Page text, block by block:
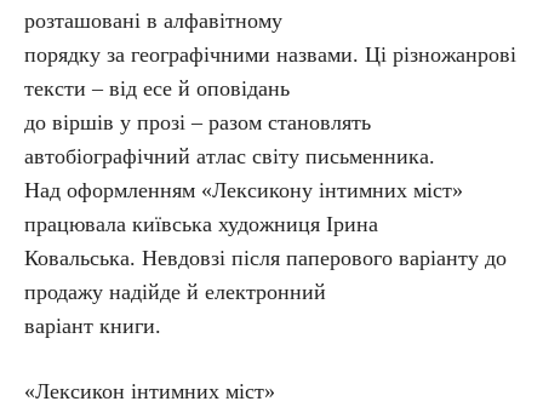
розташовані в алфавітному
порядку за географічними назвами. Ці різножанрові
тексти – від есе й оповідань
до віршів у прозі – разом становлять
автобіографічний атлас світу письменника.
Над оформленням «Лексикону інтимних міст»
працювала київська художниця Ірина
Ковальська. Невдовзі після паперового варіанту до
продажу надійде й електронний
варіант книги.
«Лексикон інтимних міст»